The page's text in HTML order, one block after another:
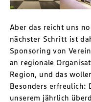
Aber das reicht uns
nächster Schritt ist
Sponsoring von
an regionale
Region, und das
Besonders erfreulich:
unserem jährlich